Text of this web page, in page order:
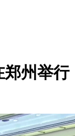
郑州举行